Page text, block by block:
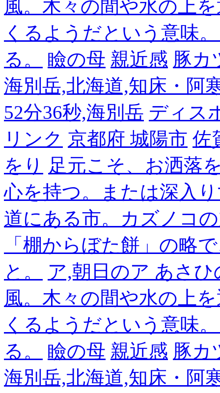
風。木々の間や水の上
くるようだという意味
る。
瞼の母 親近感 豚カ
海別岳,北海道,知床・阿
52分36秒,海別岳 ディス
リンク 京都府 城陽市 佐
をり 足元こそ、お洒落
心を持つ。または深入
道にある市。カズノコ
「棚からぼた餅」の略
と。
ア,朝日のア あさひ
風。木々の間や水の上
くるようだという意味
る。
瞼の母 親近感 豚カ
海別岳,北海道,知床・阿